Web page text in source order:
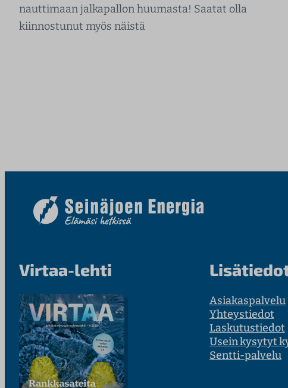
nauttimaan jalkapallon huumasta! Saatat olla
kiinnostunut myös näistä
Virtaa-lehti
Asiakaspalvelu
Yhteystiedot
Laskutustiedot
Usein kysytyt
Sentti-palvelu